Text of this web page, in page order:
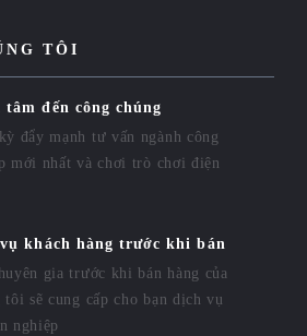
TÔI
tâm đến công chúng
đẩy mạnh tư vấn ngành công
mới nhất và chơi trò chơi điện
khách hàng trước khi bán
gia trước khi bán hàng của
tôi sẽ cung cấp cho bạn dịch vụ
nghiệp